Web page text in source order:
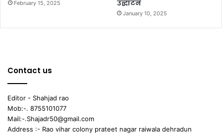
February 15, 2025
उद्घाटन
January 10, 2025
Contact us
Editor - Shahjad rao
Mob:-. 8755101077
Mail:-.Shajadr50@gmail.com
Address :- Rao vihar colony prateet nagar raiwala dehradun